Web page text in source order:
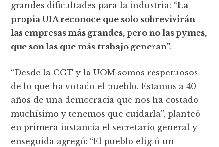
grandes dificultades para la industria: “La
propia UIA reconoce que solo sobrevivirán
las empresas más grandes, pero no las pymes,
que son las que más trabajo generan”.
“Desde la CGT y la UOM somos respetuosos
de lo que ha votado el pueblo. Estamos a 40
años de una democracia que nos ha costado
muchísimo y tenemos que cuidarla”, planteó
en primera instancia el secretario general y
enseguida agregó: “El pueblo eligió un